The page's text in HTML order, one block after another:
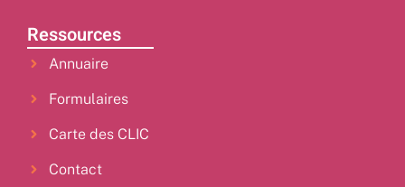
Ressources
Annuaire
Formulaires
Carte des CLIC
Contact